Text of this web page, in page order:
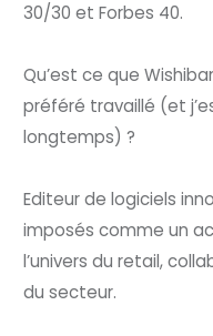
30/30 et Forbes 40.
Qu’est ce que
préféré travaillé (et
longtemps) ?
Editeur de logiciels
imposés comme un
l’univers du retail,
du secteur.